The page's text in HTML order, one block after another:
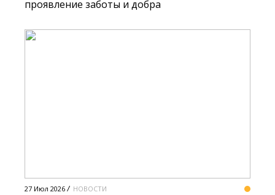
проявление заботы и добра
27 Июл 2026 НОВОСТИ